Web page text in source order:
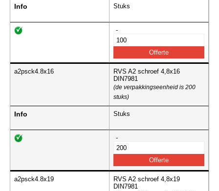
Info Stuks
-
a2psck4.8x16
RVS A2 schroef 4,8x16
DIN7981
(de verpakkingseenheid is 200
stuks)
Info Stuks
-
a2psck4.8x19
RVS A2 schroef 4,8x19
DIN7981